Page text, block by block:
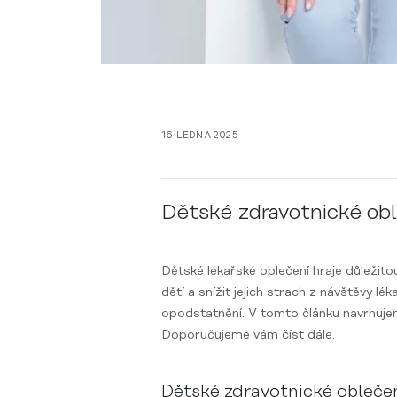
16 LEDNA 2025
Dětské zdravotnické
Dětské lékařské oblečení hraje
dětí a snížit jejich strach z návštěvy
opodstatnění. V tomto článku
Doporučujeme vám číst dále.
Dětské zdravotnické